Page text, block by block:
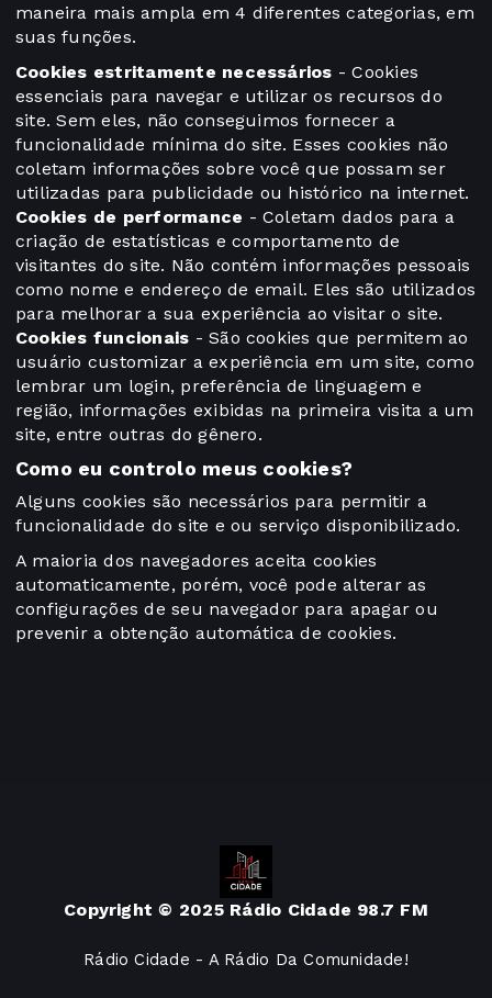
maneira mais ampla em 4 diferentes categorias, em
suas funções.
Cookies estritamente necessários - Cookies
essenciais para navegar e utilizar os recursos do
site. Sem eles, não conseguimos fornecer a
funcionalidade mínima do site. Esses cookies não
coletam informações sobre você que possam ser
utilizadas para publicidade ou histórico na internet.
Cookies de performance - Coletam dados para a
criação de estatísticas e comportamento de
visitantes do site. Não contém informações pessoais
como nome e endereço de email. Eles são utilizados
para melhorar a sua experiência ao visitar o site.
Cookies funcionais - São cookies que permitem ao
usuário customizar a experiência em um site, como
lembrar um login, preferência de linguagem e
região, informações exibidas na primeira visita a um
site, entre outras do gênero.
Como eu controlo meus cookies?
Alguns cookies são necessários para permitir a
funcionalidade do site e ou serviço disponibilizado.
A maioria dos navegadores aceita cookies
automaticamente, porém, você pode alterar as
configurações de seu navegador para apagar ou
prevenir a obtenção automática de cookies.
Copyright © 2025 Rádio Cidade 98.7 FM
Rádio Cidade - A Rádio Da Comunidade!